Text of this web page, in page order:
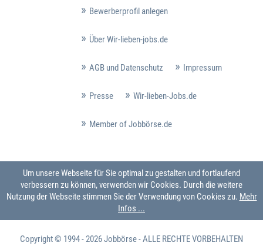
Bewerberprofil anlegen
Über Wir-lieben-jobs.de
AGB und Datenschutz Impressum
Presse Wir-lieben-Jobs.de
Member of Jobbörse.de
Um unsere Webseite für Sie optimal zu gestalten und fortlaufend
verbessern zu können, verwenden wir Cookies. Durch die weitere
Nutzung der Webseite stimmen Sie der Verwendung von Cookies zu. Mehr
Infos ...
Copyright © 1994 - 2026Jobbörse- ALLE RECHTE VORBEHALTEN